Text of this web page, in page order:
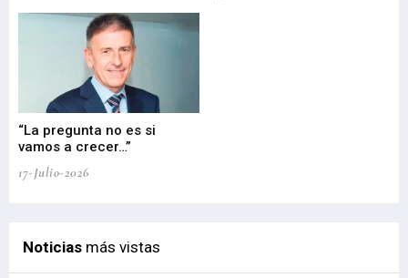
“La pregunta no es si
vamos a crecer…”
17-Julio-2026
Noticias más vistas